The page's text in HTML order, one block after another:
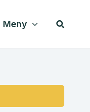
Meny Søk